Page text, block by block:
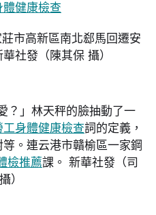
健康檢查
市高新區南北郄馬回遷安
華社發 （陳其保 攝）
？」林天秤的臉抽動了一
工身體健康檢查詞的定義，
。連云港市贛榆區一家鋼
檢推薦課。 新華社發 （司
）